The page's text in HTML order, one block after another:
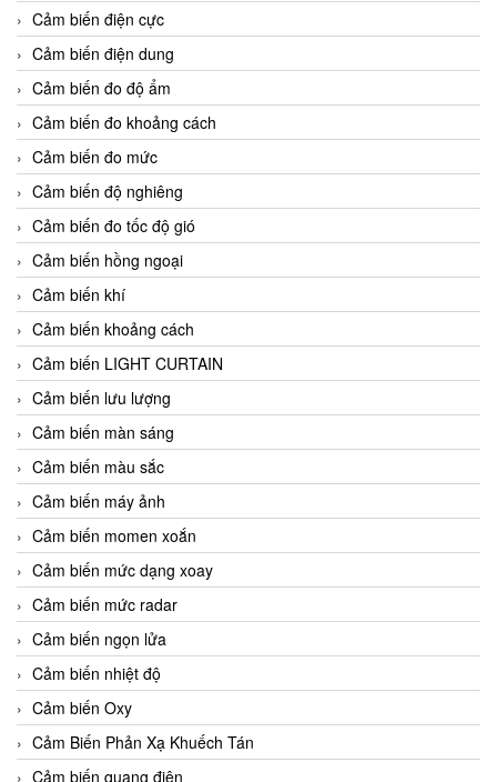
Cảm biến điện cực
Cảm biến điện dung
Cảm biến đo độ ẩm
Cảm biến đo khoảng cách
Cảm biến đo mức
Cảm biến độ nghiêng
Cảm biến đo tốc độ gió
Cảm biến hồng ngoại
Cảm biến khí
Cảm biến khoảng cách
Cảm biến LIGHT CURTAIN
Cảm biến lưu lượng
Cảm biến màn sáng
Cảm biến màu sắc
Cảm biến máy ảnh
Cảm biến momen xoắn
Cảm biến mức dạng xoay
Cảm biến mức radar
Cảm biến ngọn lửa
Cảm biến nhiệt độ
Cảm biến Oxy
Cảm Biến Phản Xạ Khuếch Tán
Cảm biến quang điện